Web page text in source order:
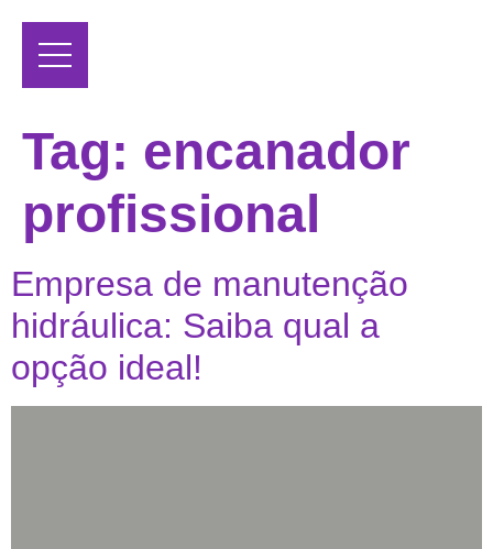
Tag: encanador
profissional
Empresa de manutenção
hidráulica: Saiba qual a
opção ideal!